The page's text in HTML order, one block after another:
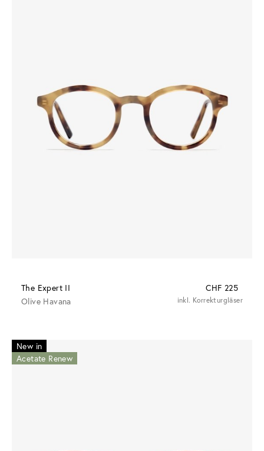
The Expert II
CHF 225
Olive Havana
inkl. Korrekturgläser
New in
Acetate Renew